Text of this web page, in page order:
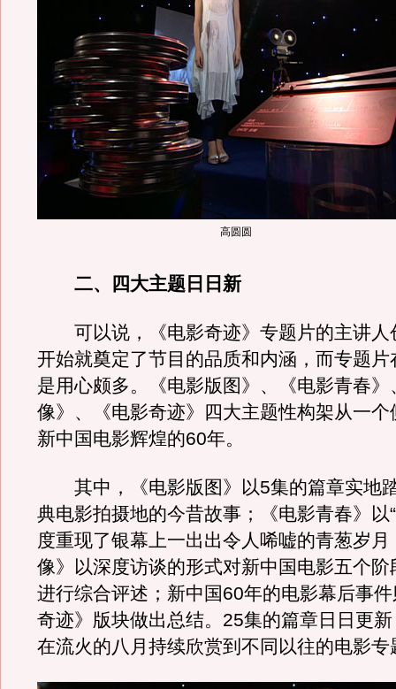
高圆圆
二、四大主题日日新
可以说，《电影奇迹》专题片的主讲人
开始就奠定了节目的品质和内涵，而专题片
是用心颇多。《电影版图》、《电影青春》
像》、《电影奇迹》四大主题性构架从一个
新中国电影辉煌的60年。
其中，《电影版图》以5集的篇章实地
典电影拍摄地的今昔故事；《电影青春》以
度重现了银幕上一出出令人唏嘘的青葱岁月
像》以深度访谈的形式对新中国电影五个阶
进行综合评述；新中国60年的电影幕后事
奇迹》版块做出总结。25集的篇章日日更
在流火的八月持续欣赏到不同以往的电影专